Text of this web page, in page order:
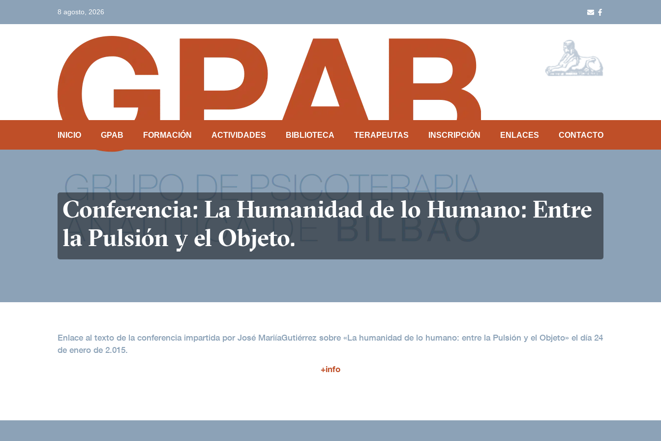
8 agosto, 2026
INICIO GPAB FORMACIÓN ACTIVIDADES BIBLIOTECA TERAPEUTAS INSCRIPCIÓN ENLACES CONTACTO
Conferencia: La Humanidad de lo Humano: Entre
la Pulsión y el Objeto.
Enlace al texto de la conferencia impartida por José MariíaGutiérrez sobre «La humanidad de lo humano: entre la Pulsión y el Objeto» el día 24
de enero de 2.015.
+info